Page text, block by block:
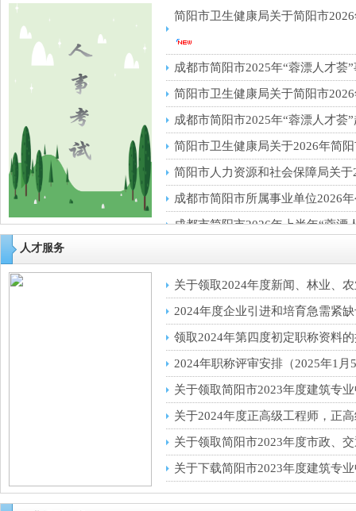
简阳市卫生健康局关于简阳市
成都市简阳市2025年“蓉漂人才
简阳市卫生健康局关于简阳市
成都市简阳市2025年“蓉漂人才荟
简阳市卫生健康局关于2026年简
简阳市人力资源和社会保障局关
成都市简阳市所属事业单位2026
成都市简阳市2026年上半年“蓉漂
人才服务
关于领取2024年度新闻、林业、
2024年度企业引进和培育急需紧
领取2024年第四度初定职称资料
2024年职称评审安排（2025年1
关于领取简阳市2023年度建筑专
关于2024年度正高级工程师，正
关于领取简阳市2023年度市政、
关于下载简阳市2023年度建筑专